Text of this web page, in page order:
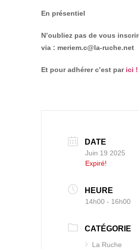
En présentiel
N’oubliez pas de vous
via : meriem.c@la-ruche.net
Et pour adhérer c’est par ici !
DATE
Juin 19 2025
Expiré!
HEURE
14h00 - 16h00
CATÉGORIE
La Ruche